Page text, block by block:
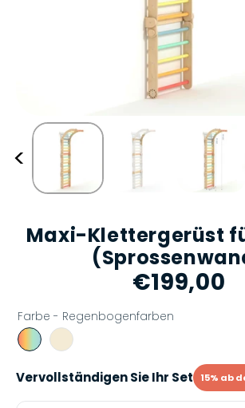
<
Maxi-Klettergerüst
€199,00
Farbe - Regenbogenfarben
Vervollständigen Sie Ihr Set 15% ab